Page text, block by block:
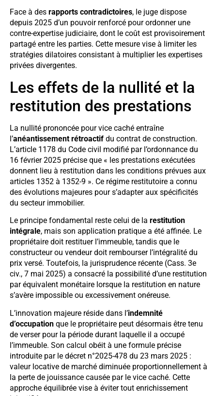
Face à des rapports contradictoires, le juge dispose
depuis 2025 d’un pouvoir renforcé pour ordonner une
contre-expertise judiciaire, dont le coût est provisoirement
partagé entre les parties. Cette mesure vise à limiter les
stratégies dilatoires consistant à multiplier les expertises
privées divergentes.
Les effets de la nullité et la
restitution des prestations
La nullité prononcée pour vice caché entraîne
l’anéantissement rétroactif du contrat de construction.
L’article 1178 du Code civil modifié par l’ordonnance du
16 février 2025 précise que « les prestations exécutées
donnent lieu à restitution dans les conditions prévues aux
articles 1352 à 1352-9 ». Ce régime restitutoire a connu
des évolutions majeures pour s’adapter aux spécificités
du secteur immobilier.
Le principe fondamental reste celui de la restitution
intégrale, mais son application pratique a été affinée. Le
propriétaire doit restituer l’immeuble, tandis que le
constructeur ou vendeur doit rembourser l’intégralité du
prix versé. Toutefois, la jurisprudence récente (Cass. 3e
civ., 7 mai 2025) a consacré la possibilité d’une restitution
par équivalent monétaire lorsque la restitution en nature
s’avère impossible ou excessivement onéreuse.
L’innovation majeure réside dans l’indemnité
d’occupation que le propriétaire peut désormais être tenu
de verser pour la période durant laquelle il a occupé
l’immeuble. Son calcul obéit à une formule précise
introduite par le décret n°2025-478 du 23 mars 2025 :
valeur locative de marché diminuée proportionnellement à
la perte de jouissance causée par le vice caché. Cette
approche équilibrée vise à éviter tout enrichissement